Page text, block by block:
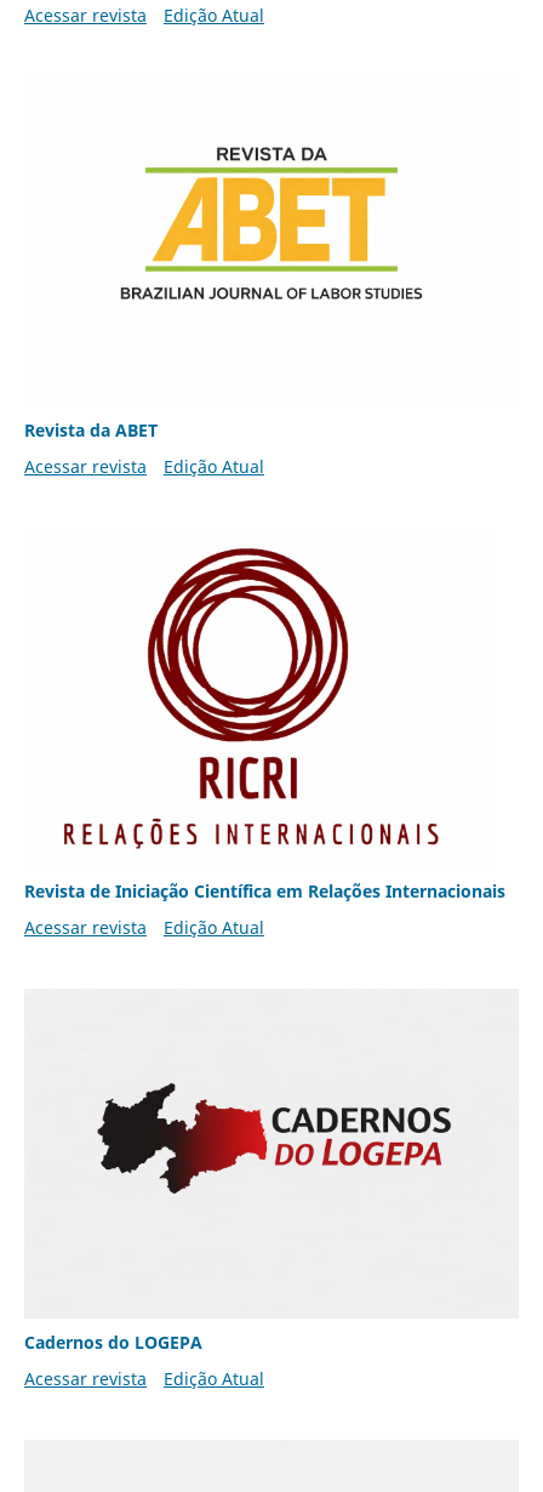
Acessar revista Edição Atual
Revista da ABET
Acessar revista
Edição Atual
Revista de Iniciação Científica em Relações Internacionais
Acessar revista
Edição Atual
Cadernos do LOGEPA
Acessar revista
Edição Atual